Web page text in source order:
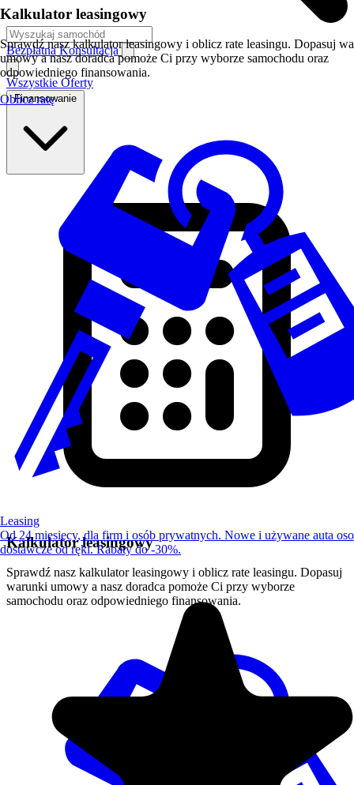
Bezpłatna Konsultacja
Wszystkie Oferty
Finansowanie
Kalkulator leasingowy
Sprawdź nasz kalkulator leasingowy i oblicz rate leasingu. Dopasuj
warunki umowy a nasz doradca pomoże Ci przy wyborze
samochodu oraz odpowiedniego finansowania.
Kalkulator leasingowy
Sprawdź nasz kalkulator leasingowy i oblicz rate leasingu. Dopasuj
umowy a nasz doradca pomoże Ci przy wyborze samochodu oraz
odpowiedniego finansowania.
Oblicz ratę
Leasing
Od 24 miesięcy, dla firm i osób prywatnych. Nowe i używane auta
dostawcze od ręki. Rabaty do -30%.